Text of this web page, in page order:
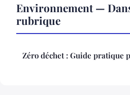
Environnement —
rubrique
Zéro déchet : Guide pratique